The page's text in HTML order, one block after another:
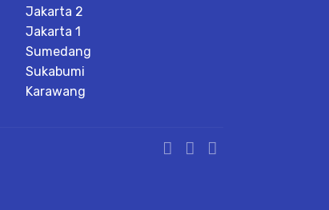
Jakarta 2
Jakarta 1
Sumedang
Sukabumi
Karawang